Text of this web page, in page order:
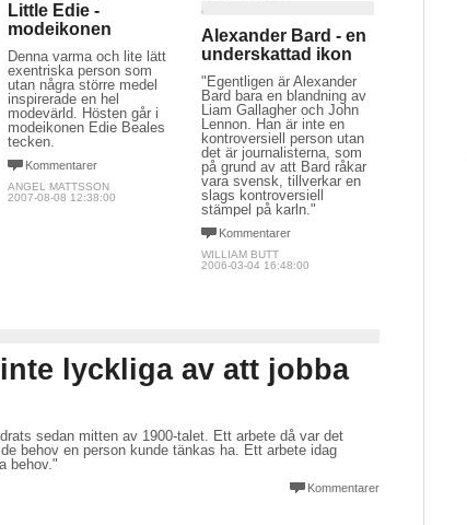
Little Edie -
modeikonen
Denna varma och lite lätt
exentriska person som
utan några större medel
inspirerade en hel
modevärld. Hösten går i
modeikonen Edie Beales
tecken.
Kommentarer
ANGEL MATTSSON
2007-08-08 12:38:00
Alexander Bard - en
underskattad ikon
"Egentligen är Alexander
Bard bara en blandning av
Liam Gallagher och John
Lennon. Han är inte en
kontroversiell person utan
det är journalisterna, som
på grund av att Bard råkar
vara svensk, tillverkar en
slags kontroversiell
stämpel på karln."
Kommentarer
WILLIAM BUTT
2006-03-04 16:48:00
lyckliga av att jobba
sedan mitten av 1900-talet. Ett arbete då var det
behov en person kunde tänkas ha. Ett arbete idag
behov."
Kommentarer